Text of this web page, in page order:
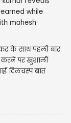
के साथ पहली बार
करने पर खुशाली
दिलचस्प बात